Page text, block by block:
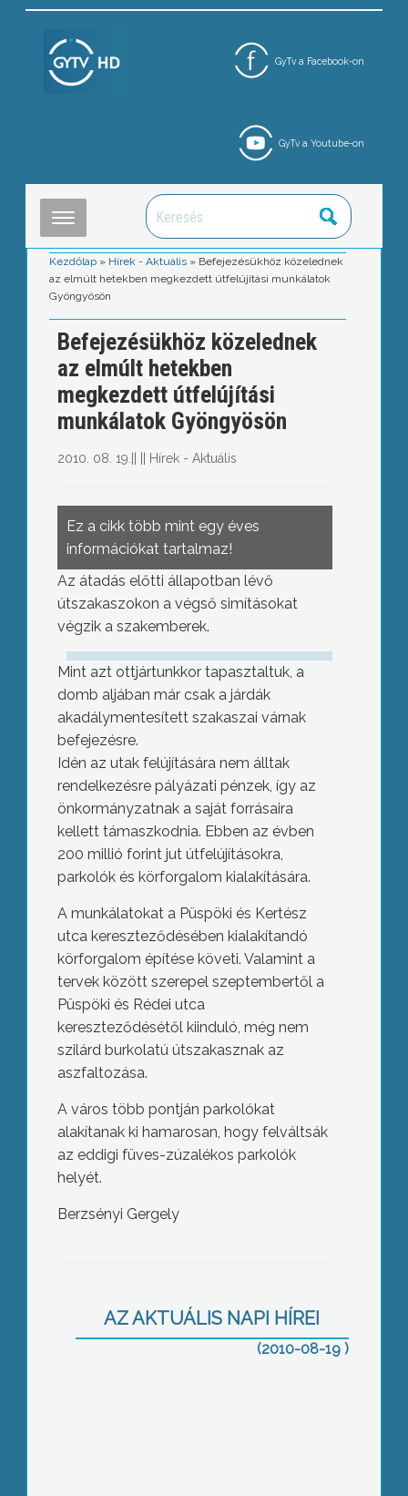
GyTv a Facebook-on
GyTv a Youtube-on
Kezdőlap » Hírek - Aktuális » Befejezésükhöz közelednek
az elmúlt hetekben megkezdett útfelújítási munkálatok
Gyöngyösön
Befejezésükhöz közelednek
az elmúlt hetekben
megkezdett útfelújítási
munkálatok Gyöngyösön
2010. 08. 19. Hírek - Aktuális
Ez a cikk több mint egy éves
információkat tartalmaz!
Az átadás előtti állapotban lévő
útszakaszokon a végső simításokat
végzik a szakemberek.
Mint azt ottjártunkkor tapasztaltuk, a
domb aljában már csak a járdák
akadálymentesített szakaszai várnak
befejezésre.
Idén az utak felújítására nem álltak
rendelkezésre pályázati pénzek, így az
önkormányzatnak a saját forrásaira
kellett támaszkodnia. Ebben az évben
200 millió forint jut útfelújításokra,
parkolók és körforgalom kialakítására.
A munkálatokat a Püspöki és Kertész
utca kereszteződésében kialakítandó
körforgalom építése követi. Valamint a
tervek között szerepel szeptembertől a
Püspöki és Rédei utca
kereszteződésétől kiinduló, még nem
szilárd burkolatú útszakasznak az
aszfaltozása.
A város több pontján parkolókat
alakítanak ki hamarosan, hogy felváltsák
az eddigi füves-zúzalékos parkolók
helyét.
Berzsényi Gergely
AZ AKTUÁLIS NAPI HÍREI
(2010-08-19 )